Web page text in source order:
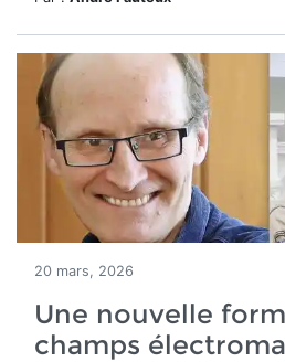
20 mars, 2026
Une nouvelle
champs